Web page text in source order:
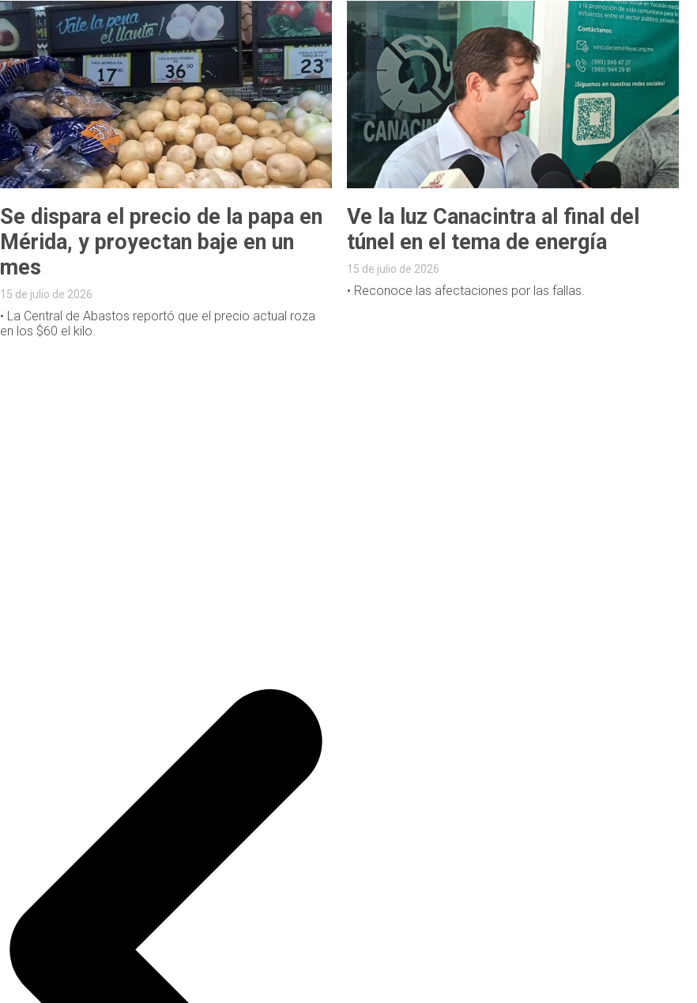
Se dispara el precio de la papa en
Mérida, y proyectan baje en un
mes
15 de julio de 2026
• La Central de Abastos reportó que el precio actual roza
en los $60 el kilo.
Ve la luz Canacintra al final del
túnel en el tema de energía
15 de julio de 2026
• Reconoce las afectaciones por las fallas.